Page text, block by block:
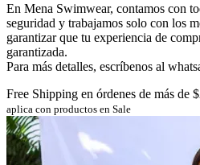
En Mena Swimwear, contamos con
seguridad y trabajamos solo con los
garantizar que tu experiencia de
garantizada.
Para más detalles, escríbenos al
Free Shipping en órdenes de más de
aplica con productos en Sale